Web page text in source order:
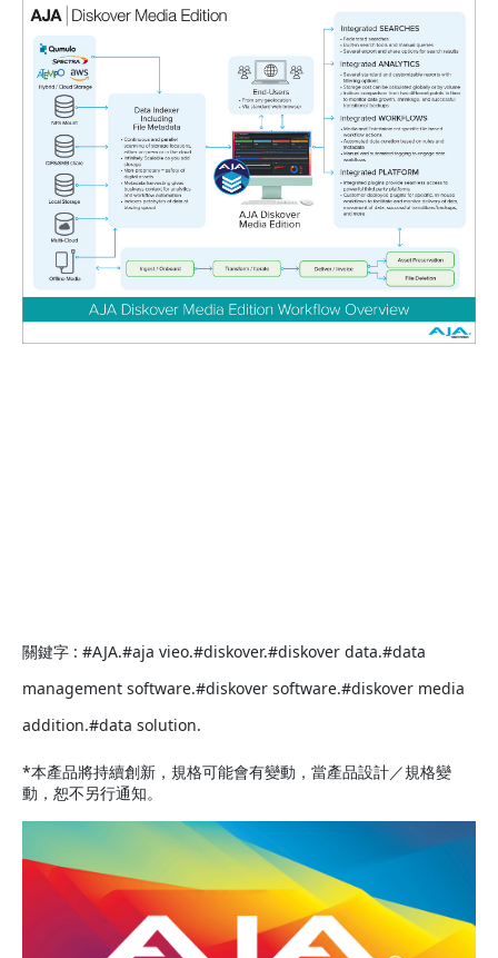
關鍵字 : #AJA.#aja vieo.#diskover.#diskover data.#data
management software.#diskover software.#diskover media
addition.#data solution.
*本產品將持續創新，規格可能會有變動，當產品設計／規格變
動，恕不另行通知。